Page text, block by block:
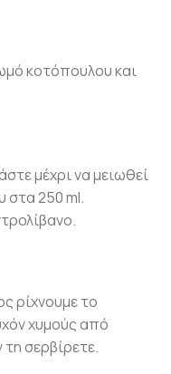
κοτόπουλου και
μέχρι να μειωθεί
στα 250 ml.
ρίχνουμε το
χυμούς από
τη σερβίρετε.